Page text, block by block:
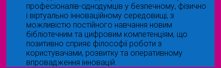
професіоналів-однодумців у безпечному, фізично
і віртуально інноваційному середовищі, з
можливістю постійного навчання новим
бібліотечним та цифровим компетенціям, що
позитивно сприяє філософії роботи з
користувачами, розвитку та оперативному
впровадження інновацій.